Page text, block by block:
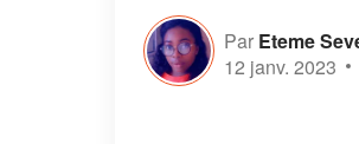
Par Eteme
12 janv. 2023